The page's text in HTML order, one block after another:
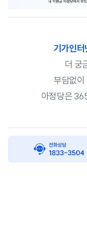
기가인
더 궁
부담없
아정당은